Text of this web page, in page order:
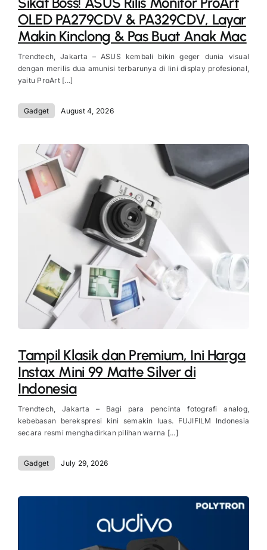
OLED PA279CDV & PA329CDV, Layar
Makin Kinclong & Pas Buat Anak Mac
Trendtech, Jakarta – ASUS kembali bikin geger dunia visual
dengan merilis dua amunisi terbarunya di lini display profesional,
yaitu ProArt [...]
Gadget August 4, 2026
Tampil Klasik dan Premium, Ini Harga
Instax Mini 99 Matte Silver di
Indonesia
Trendtech, Jakarta – Bagi para pencinta fotografi analog,
kebebasan berekspresi kini semakin luas. FUJIFILM Indonesia
secara resmi menghadirkan pilihan warna [...]
Gadget July 29, 2026